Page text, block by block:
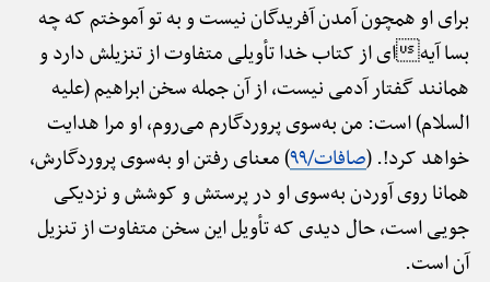
برای او همچون آمدن آفریدگان نیست و به تو آموختم که چه
بسا آیهای از کتاب خدا تأویلی متفاوت از تنزیلش دارد و
همانند گفتار آدمی نیست، از آن جمله سخن ابراهیم (علیه
السلام) است: من به‌سوی پروردگارم می‌روم، او مرا هدایت
خواهد کرد!. (صافات/۹۹ ) معنای رفتن او به‌سوی پروردگارش،
همانا روی آوردن به‌سوی او در پرستش و کوشش و نزدیکی
جویی است، حال دیدی که تأویل این سخن متفاوت از تنزیل
آن است.